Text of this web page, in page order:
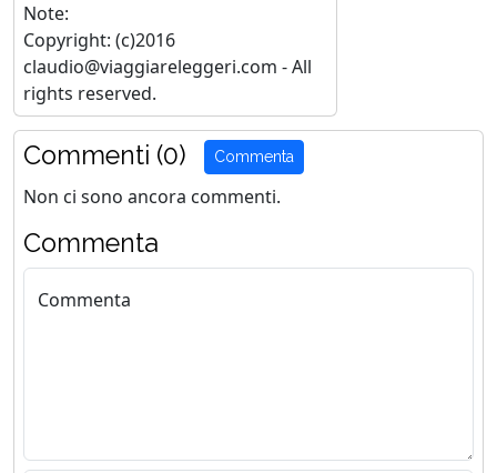
Note:
Copyright: (c)2016
claudio@viaggiareleggeri.com - All
rights reserved.
Commenti (0) Commenta
Non ci sono ancora commenti.
Commenta
Commenta